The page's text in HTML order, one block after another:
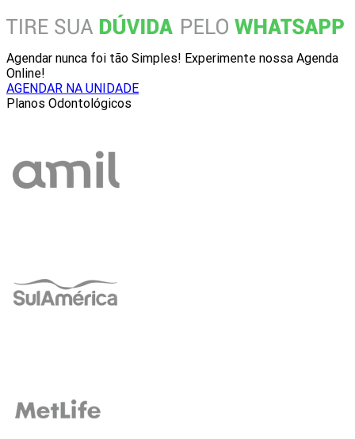
Agendar nunca foi tão Simples! Experimente nossa Agenda
Online!
AGENDAR NA UNIDADE
Planos Odontológicos